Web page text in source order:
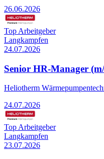
26.06.2026
Top Arbeitgeber
Langkampfen
24.07.2026
Senior HR-Manager
Heliotherm
24.07.2026
Top Arbeitgeber
Langkampfen
23.07.2026